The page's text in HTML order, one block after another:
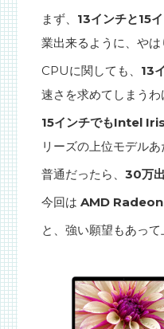
まず、 13インチと15
業出来るように、やは
CPUに関しても、 13
速さを求めてしまうわ
15インチでもIntel
リーズの上位モデルあ
普通だったら、 30万
今回は AMD Radeon
と、強い願望もあっ